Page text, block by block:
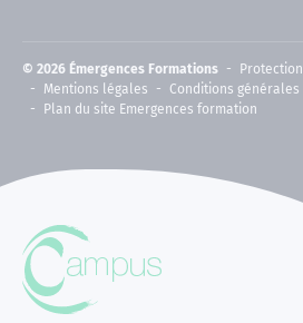
© 2026 Émergences Formations
Mentions légales
Conditions générales
Plan du site Emergences formation